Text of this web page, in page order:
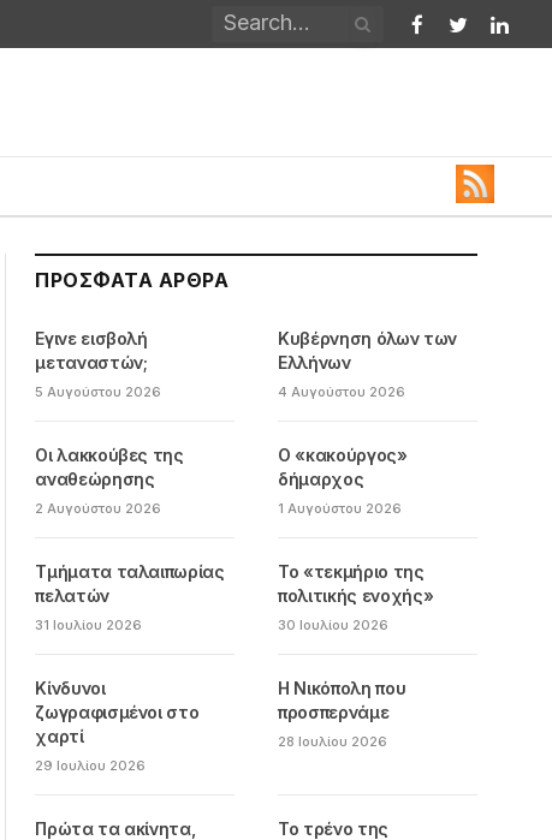
Facebook
Twitter
ΠΡΌΣΦΑΤΑ ΆΡΘΡΑ
Εγινε εισβολή
μεταναστών;
5 Αυγούστου 2026
Κυβέρνηση όλων των
Ελλήνων
4 Αυγούστου 2026
Οι λακκούβες της
αναθεώρησης
2 Αυγούστου 2026
Ο «κακούργος»
δήμαρχος
1 Αυγούστου 2026
Τμήματα ταλαιπωρίας
πελατών
31 Ιουλίου 2026
Το «τεκμήριο της
πολιτικής ενοχής»
30 Ιουλίου 2026
Κίνδυνοι
ζωγραφισμένοι στο
χαρτί
29 Ιουλίου 2026
Η Νικόπολη που
προσπερνάμε
28 Ιουλίου 2026
Πρώτα τα ακίνητα,
Το τρένο της